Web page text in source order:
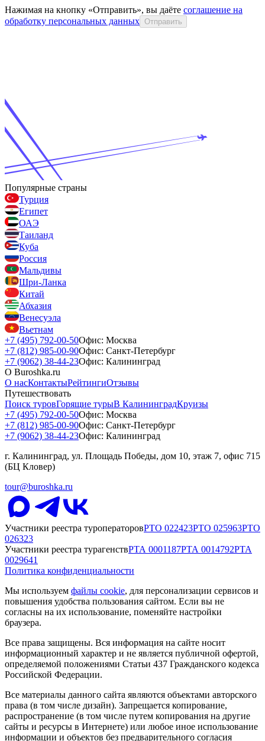
Нажимая на кнопку «Отправить», вы даёте соглашение на
обработку персональных данных Отправить
Популярные страны
Турция
Египет
ОАЭ
Таиланд
Куба
Россия
Мальдивы
Шри-Ланка
Китай
Абхазия
Венесуэла
Вьетнам
+7 (495) 792-00-50Офис: Москва
+7 (812) 985-00-90Офис: Санкт-Петербург
+7 (9062) 38-44-23Офис: Калининград
О Buroshka.ru
О насКонтактыРейтингиОтзывы
Путешествовать
Поиск туровГорящие турыВ КалининградКруизы
+7 (495) 792-00-50Офис: Москва
+7 (812) 985-00-90Офис: Санкт-Петербург
+7 (9062) 38-44-23Офис: Калининград
г. Калининград, ул. Площадь Победы, дом 10, этаж 7, офис 715
(БЦ Кловер)
tour@buroshka.ru
Участники реестра туроператоровРТО 022423РТО 025963РТО
026323
Участники реестра турагенствРТА 0001187РТА 0014792РТА
0029641
Политика конфиденциальности
Мы используем файлы cookie, для персонализации сервисов и
повышения удобства пользования сайтом. Если вы не
согласны на их использование, поменяйте настройки
браузера.
Все права защищены. Вся информация на сайте носит
информационный характер и не является публичной офертой,
определяемой положениями Статьи 437 Гражданского кодекса
Российской Федерации.
Все материалы данного сайта являются объектами авторского
права (в том числе дизайн). Запрещается копирование,
распространение (в том числе путем копирования на другие
сайты и ресурсы в Интернете) или любое иное использование
информации и объектов без предварительного согласия